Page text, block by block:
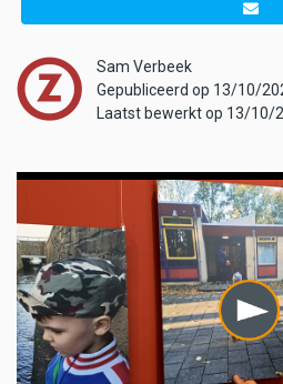
Sam Verbeek
Gepubliceerd op 13/10/
Laatst bewerkt op 13/10/